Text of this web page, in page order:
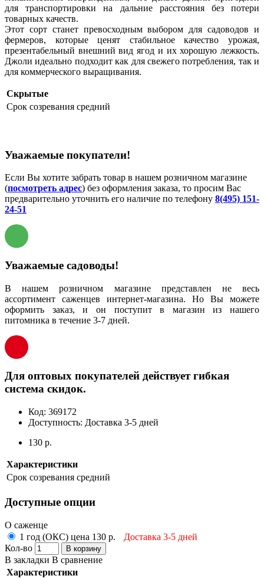
для транспортировки на дальние расстояния без потери
товарных качеств.
Этот сорт станет превосходным выбором для садоводов и
фермеров, которые ценят стабильное качество урожая,
презентабельный внешний вид ягод и их хорошую лежкость.
Джоли идеально подходит как для свежего потребления, так и
для коммерческого выращивания.
Скрытые
Срок созревания средний
Уважаемые покупатели!
Если Вы хотите забрать товар в нашем розничном магазине
(посмотреть адрес) без оформления заказа, то просим Вас
предварительно уточнить его наличие по телефону 8(495) 151-
24-51
Уважаемые садоводы!
В нашем розничном магазине представлен не весь
ассортимент саженцев интернет-магазина. Но Вы можете
оформить заказ, и он поступит в магазин из нашего
питомника в течение 3-7 дней.
Для оптовых покупателей действует гибкая
система скидок.
Код: 369172
Доступность: Доставка 3-5 дней
130 р.
Характеристики
Срок созревания средний
Доступные опции
О саженце
1 год (ОКС) цена 130 р.
Доставка 3-5 дней
Кол-во
В корзину
В закладки В сравнение
Характеристики